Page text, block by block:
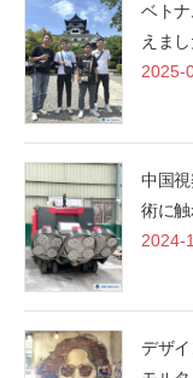
ベト
えま
2025-
中国
術に触
2024-
デザ